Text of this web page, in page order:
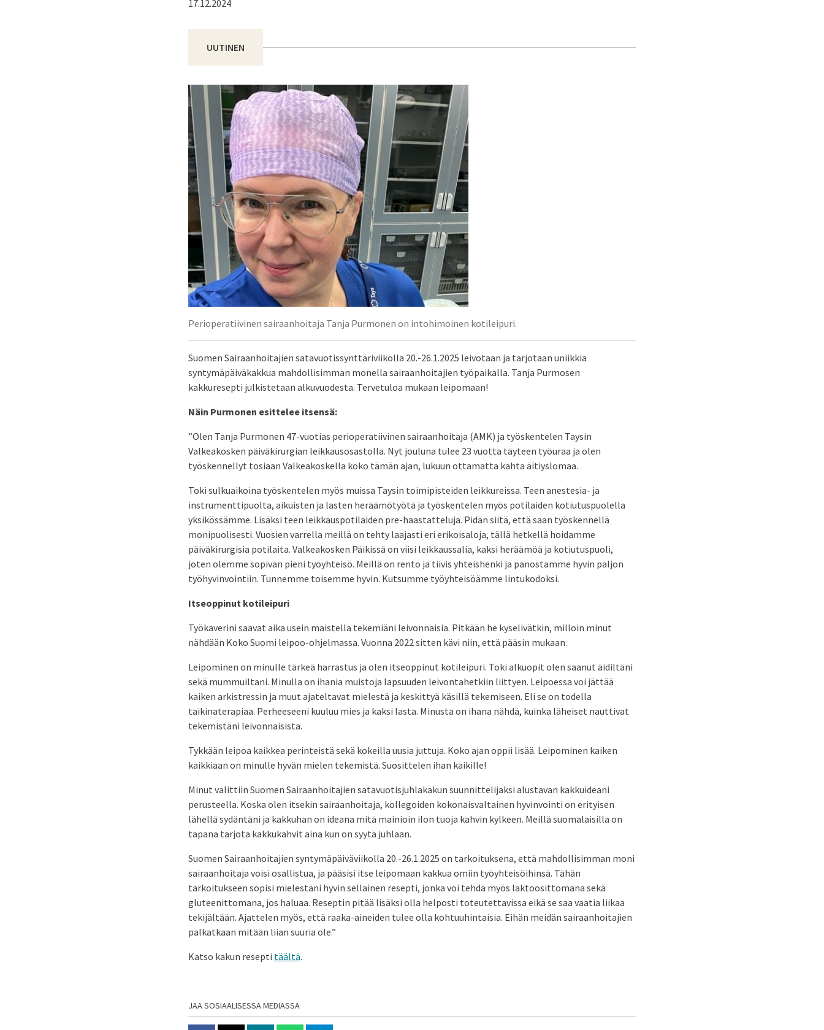
17.12.2024
UUTINEN
Perioperatiivinen sairaanhoitaja Tanja Purmonen on intohimoinen kotileipuri.
Suomen Sairaanhoitajien satavuotissynttäriviikolla 20.-26.1.2025 leivotaan ja tarjotaan uniikkia
syntymäpäiväkakkua mahdollisimman monella sairaanhoitajien työpaikalla. Tanja Purmosen
kakkuresepti julkistetaan alkuvuodesta. Tervetuloa mukaan leipomaan!
Näin Purmonen esittelee itsensä:
”Olen Tanja Purmonen 47-vuotias perioperatiivinen sairaanhoitaja (AMK) ja työskentelen Taysin
Valkeakosken päiväkirurgian leikkausosastolla. Nyt jouluna tulee 23 vuotta täyteen työuraa ja olen
työskennellyt tosiaan Valkeakoskella koko tämän ajan, lukuun ottamatta kahta äitiyslomaa.
Toki sulkuaikoina työskentelen myös muissa Taysin toimipisteiden leikkureissa. Teen anestesia- ja
instrumenttipuolta, aikuisten ja lasten heräämötyötä ja työskentelen myös potilaiden kotiutuspuolella
yksikössämme. Lisäksi teen leikkauspotilaiden pre-haastatteluja. Pidän siitä, että saan työskennellä
monipuolisesti. Vuosien varrella meillä on tehty laajasti eri erikoisaloja, tällä hetkellä hoidamme
päiväkirurgisia potilaita. Valkeakosken Päikissä on viisi leikkaussalia, kaksi heräämöä ja kotiutuspuoli,
joten olemme sopivan pieni työyhteisö. Meillä on rento ja tiivis yhteishenki ja panostamme hyvin paljon
työhyvinvointiin. Tunnemme toisemme hyvin. Kutsumme työyhteisöämme lintukodoksi.
Itseoppinut kotileipuri
Työkaverini saavat aika usein maistella tekemiäni leivonnaisia. Pitkään he kyselivätkin, milloin minut
nähdään Koko Suomi leipoo-ohjelmassa. Vuonna 2022 sitten kävi niin, että pääsin mukaan.
Leipominen on minulle tärkeä harrastus ja olen itseoppinut kotileipuri. Toki alkuopit olen saanut äidiltäni
sekä mummuiltani. Minulla on ihania muistoja lapsuuden leivontahetkiin liittyen. Leipoessa voi jättää
kaiken arkistressin ja muut ajateltavat mielestä ja keskittyä käsillä tekemiseen. Eli se on todella
taikinaterapiaa. Perheeseeni kuuluu mies ja kaksi lasta. Minusta on ihana nähdä, kuinka läheiset nauttivat
tekemistäni leivonnaisista.
Tykkään leipoa kaikkea perinteistä sekä kokeilla uusia juttuja. Koko ajan oppii lisää. Leipominen kaiken
kaikkiaan on minulle hyvän mielen tekemistä. Suosittelen ihan kaikille!
Minut valittiin Suomen Sairaanhoitajien satavuotisjuhlakakun suunnittelijaksi alustavan kakkuideani
perusteella. Koska olen itsekin sairaanhoitaja, kollegoiden kokonaisvaltainen hyvinvointi on erityisen
lähellä sydäntäni ja kakkuhan on ideana mitä mainioin ilon tuoja kahvin kylkeen. Meillä suomalaisilla on
tapana tarjota kakkukahvit aina kun on syytä juhlaan.
Suomen Sairaanhoitajien syntymäpäiväviikolla 20.-26.1.2025 on tarkoituksena, että mahdollisimman moni
sairaanhoitaja voisi osallistua, ja pääsisi itse leipomaan kakkua omiin työyhteisöihinsä. Tähän
tarkoitukseen sopisi mielestäni hyvin sellainen resepti, jonka voi tehdä myös laktoosittomana sekä
gluteenittomana, jos haluaa. Reseptin pitää lisäksi olla helposti toteutettavissa eikä se saa vaatia liikaa
tekijältään. Ajattelen myös, että raaka-aineiden tulee olla kohtuuhintaisia. Eihän meidän sairaanhoitajien
palkatkaan mitään liian suuria ole.”
Katso kakun resepti täältä.
JAA SOSIAALISESSA MEDIASSA